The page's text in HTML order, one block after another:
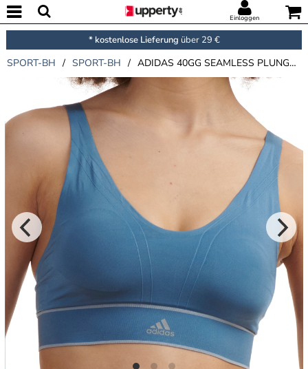
Einloggen
* kostenlose Lieferung über 29 €
SPORT-BH / SPORT-BH / ADIDAS 40GG SEAMLESS PLUNGE BRA